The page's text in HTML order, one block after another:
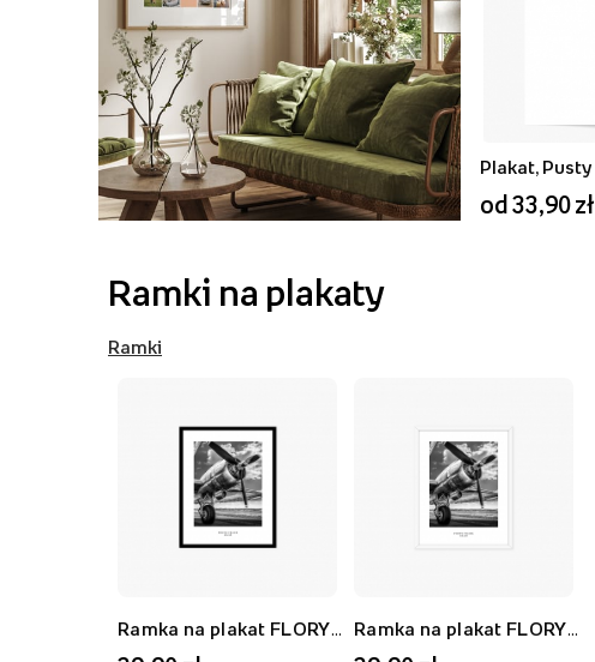
od 33,90 zł
Ramki na plakaty
Ramki